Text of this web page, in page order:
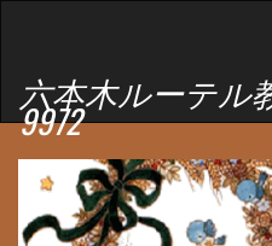
六本木ルーテル
9972